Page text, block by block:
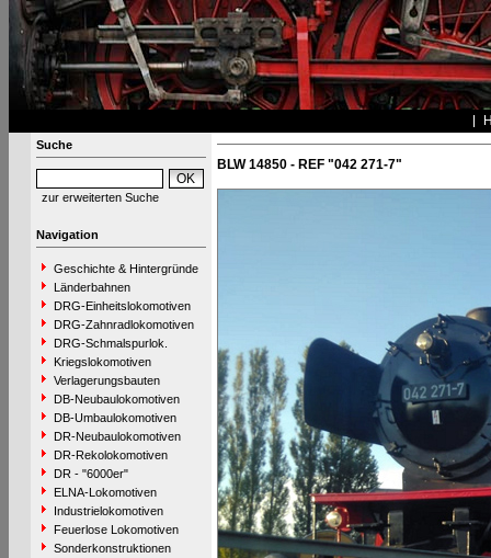
Suche
zur erweiterten Suche
Navigation
Geschichte & Hintergründe
Länderbahnen
DRG-Einheitslokomotiven
DRG-Zahnradlokomotiven
DRG-Schmalspurlok.
Kriegslokomotiven
Verlagerungsbauten
DB-Neubaulokomotiven
DB-Umbaulokomotiven
DR-Neubaulokomotiven
DR-Rekolokomotiven
DR - "6000er"
ELNA-Lokomotiven
Industrielokomotiven
Feuerlose Lokomotiven
Sonderkonstruktionen
BLW 14850 - REF "042 271-7"